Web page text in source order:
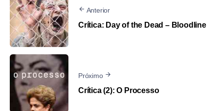
Anterior
Crítica: Day of the Dead – Bloodline
Próximo
Crítica (2): O Processo